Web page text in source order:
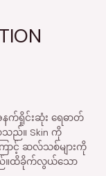
က်ရှိုင်းဆုံး ရေဓာတ်
ေသည်။ Skin ကို
ောင့် ဆလ်သစ်များကို
ည်။ထိခိုက်လွယ်သော